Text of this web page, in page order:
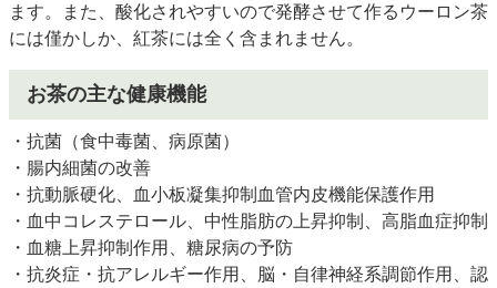
ます。また、酸化されやすいので発酵させて作るウーロン茶
には僅かしか、紅茶には全く含まれません。
お茶の主な健康機能
・抗菌（食中毒菌、病原菌）
・腸内細菌の改善
・抗動脈硬化、血小板凝集抑制血管内皮機能保護作用
・血中コレステロール、中性脂肪の上昇抑制、高脂血症抑制
・血糖上昇抑制作用、糖尿病の予防
・抗炎症・抗アレルギー作用、脳・自律神経系調節作用、認